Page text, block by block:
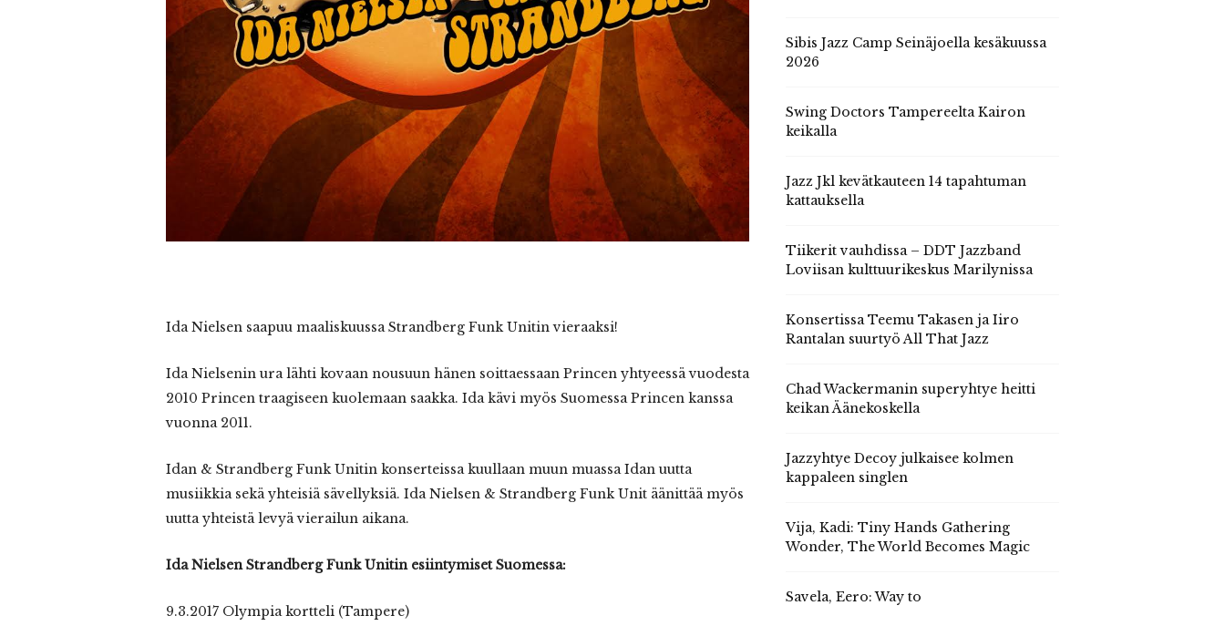
Ida Nielsen saapuu maaliskuussa Strandberg Funk Unitin vieraaksi!
Ida Nielsenin ura lähti kovaan nousuun hänen soittaessaan Princen yhtyeessä vuodesta
2010 Princen traagiseen kuolemaan saakka. Ida kävi myös Suomessa Princen kanssa
vuonna 2011.
Idan & Strandberg Funk Unitin konserteissa kuullaan muun muassa Idan uutta
musiikkia sekä yhteisiä sävellyksiä. Ida Nielsen & Strandberg Funk Unit äänittää myös
uutta yhteistä levyä vierailun aikana.
Ida Nielsen Strandberg Funk Unitin esiintymiset Suomessa:
9.3.2017 Olympia kortteli (Tampere)
Sibis Jazz Camp Seinäjoella kesäkuussa
2026
Swing Doctors Tampereelta Kairon
keikalla
Jazz Jkl kevätkauteen 14 tapahtuman
kattauksella
Tiikerit vauhdissa – DDT Jazzband
Loviisan kulttuurikeskus Marilynissa
Konsertissa Teemu Takasen ja Iiro
Rantalan suurtyö All That Jazz
Chad Wackermanin superyhtye heitti
keikan Äänekoskella
Jazzyhtye Decoy julkaisee kolmen
kappaleen singlen
Vija, Kadi: Tiny Hands Gathering
Wonder, The World Becomes Magic
Savela, Eero: Way to